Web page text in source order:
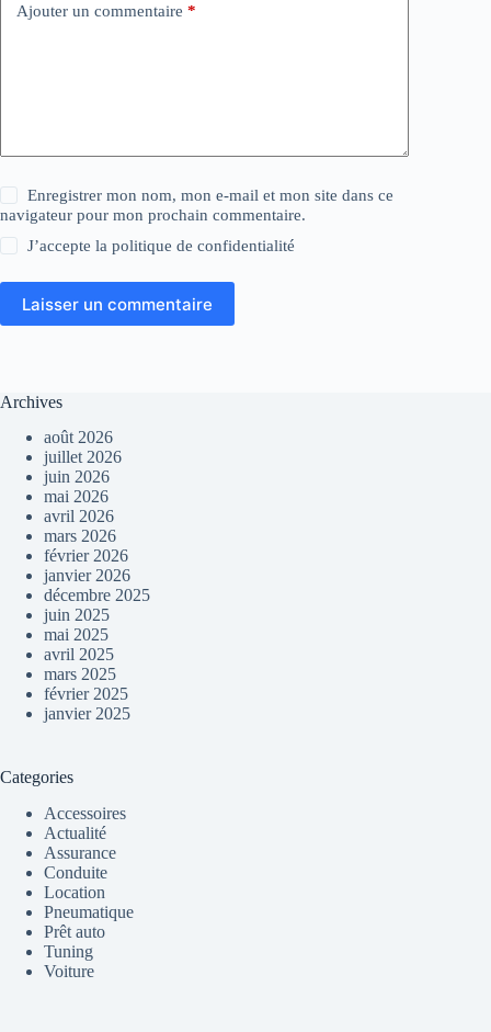
Ajouter un commentaire *
Enregistrer mon nom, mon e-mail et mon site dans ce
navigateur pour mon prochain commentaire.
J’accepte lapolitique de confidentialité
Laisser un commentaire
Archives
août 2026
juillet 2026
juin 2026
mai 2026
avril 2026
mars 2026
février 2026
janvier 2026
décembre 2025
juin 2025
mai 2025
avril 2025
mars 2025
février 2025
janvier 2025
Categories
Accessoires
Actualité
Assurance
Conduite
Location
Pneumatique
Prêt auto
Tuning
Voiture